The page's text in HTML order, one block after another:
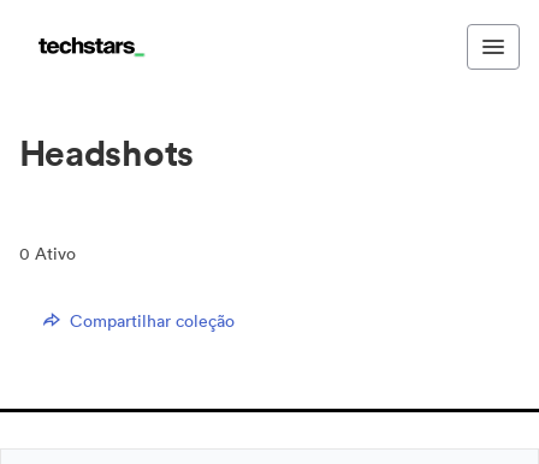
Headshots
0 Ativo
Compartilhar coleção